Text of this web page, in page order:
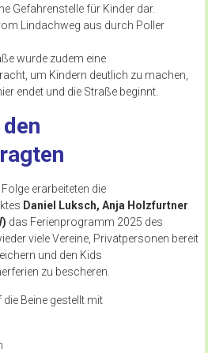
Gefahrenstelle für Kinder dar.
Lindachweg aus durch Poller
wurde zudem eine
um Kindern deutlich zu machen,
endet und die Straße beginnt.
erarbeiteten die
Daniel Luksch, Anja Holzfurtner
das Ferienprogramm 2025 des
viele Vereine, Privatpersonen bereit
und den Kids
zu bescheren.
Beine gestellt mit